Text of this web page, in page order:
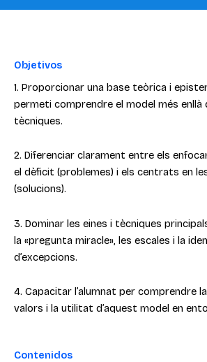
Objetivos
1. Proporcionar una base teòrica i
permeti comprendre el model més enllà
tècniques.
2. Diferenciar clarament entre els
el dèficit (problemes) i els centrats en
(solucions).
3. Dominar les eines i tècniques
la «pregunta miracle», les escales i la
d’excepcions.
4. Capacitar l’alumnat per comprendre
valors i la utilitat d’aquest model en
Contenidos